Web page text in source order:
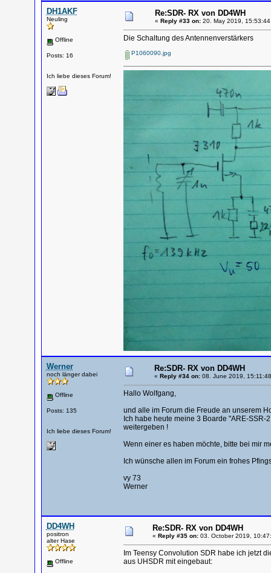
DH1AKF
Neuling
Offline
Posts: 16
Ich liebe dieses Forum!
Re:SDR- RX von DD4WH
« Reply #33 on:20. May 2019, 15:53:44
Die Schaltung des Antennenverstärkers
P1060090.jpg
Werner
noch länger dabei
Offline
Posts: 135
Ich liebe dieses Forum!
Re:SDR- RX von DD4WH
« Reply #34 on:08. June 2019,
Hallo Wolfgang,
und alle im Forum die Freude an unserem
Ich habe heute meine 3 Boarde "ARE-
weitergeben !
Wenn einer es haben möchte, bitte bei mir
Ich wünsche allen im Forum ein frohes
vy 73
Werner
DD4WH
positron
alter Hase
Offline
Re:SDR- RX von DD4WH
« Reply #35 on:03. October 2019,
Im Teensy Convolution SDR habe ich jetzt
aus UHSDR mit eingebaut: